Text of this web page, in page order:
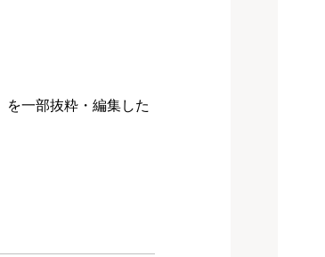
を一部抜粋・編集した